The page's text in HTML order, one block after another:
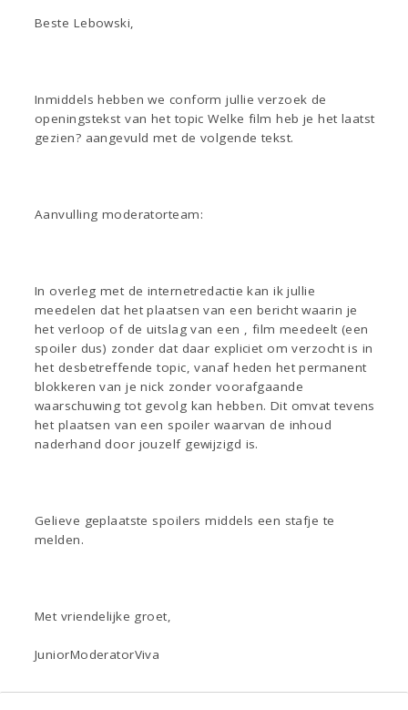
Beste Lebowski,
Inmiddels hebben we conform jullie verzoek de
openingstekst van het topic Welke film heb je het laatst
gezien? aangevuld met de volgende tekst.
Aanvulling moderatorteam:
In overleg met de internetredactie kan ik jullie
meedelen dat het plaatsen van een bericht waarin je
het verloop of de uitslag van een , film meedeelt (een
spoiler dus) zonder dat daar expliciet om verzocht is in
het desbetreffende topic, vanaf heden het permanent
blokkeren van je nick zonder voorafgaande
waarschuwing tot gevolg kan hebben. Dit omvat tevens
het plaatsen van een spoiler waarvan de inhoud
naderhand door jouzelf gewijzigd is.
Gelieve geplaatste spoilers middels een stafje te
melden.
Met vriendelijke groet,
JuniorModeratorViva